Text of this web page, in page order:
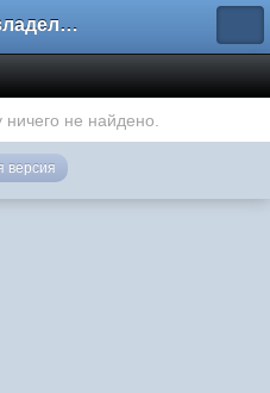
Форум владельцев интернет-магазинов
не найдено.
версия